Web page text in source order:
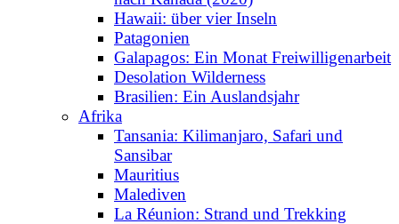
Hawaii: über vier Inseln
Patagonien
Galapagos: Ein Monat Freiwilligenarbeit
Desolation Wilderness
Brasilien: Ein Auslandsjahr
Afrika
Tansania: Kilimanjaro, Safari und
Sansibar
Mauritius
Malediven
La Réunion: Strand und Trekking